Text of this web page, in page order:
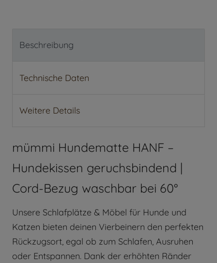
Beschreibung
Technische Daten
Weitere Details
mümmi Hundematte HANF –
Hundekissen geruchsbindend |
Cord-Bezug waschbar bei 60°
Unsere Schlafplätze & Möbel für Hunde und
Katzen bieten deinen Vierbeinern den perfekten
Rückzugsort, egal ob zum Schlafen, Ausruhen
oder Entspannen. Dank der erhöhten Ränder